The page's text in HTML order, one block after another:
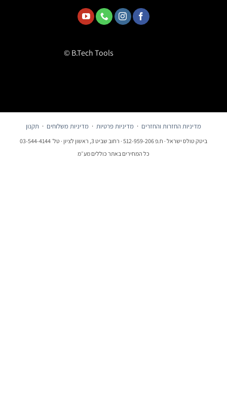
© B.Tech Tools
מדיניות החזרות והחזרים ·מדיניות פרטיות·מדיניות משלוחים·תקנון
ביטק טולס ישראל · ח.פ 512-959-206 · רחוב שביט 3, ראשון לציון · טל׳ 03-544-4144
כל המחירים באתר כוללים מע״מ